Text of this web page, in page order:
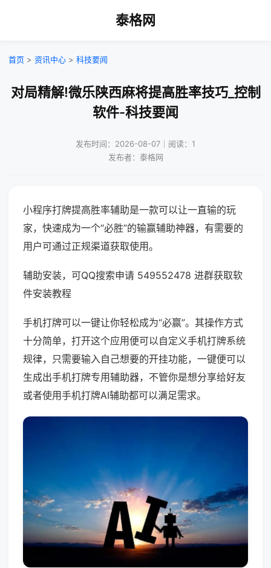
泰格网
首页 > 资讯中心 > 科技要闻
对局精解!微乐陕西麻将提高胜率技巧_控制
软件-科技要闻
发布时间：2026-08-07｜阅读：1
发布者：泰格网
小程序打牌提高胜率辅助是一款可以让一直输的玩
家，快速成为一个“必胜”的输赢辅助神器，有需要的
用户可通过正规渠道获取使用。
辅助安装，可QQ搜索申请 549552478 进群获取软
件安装教程
手机打牌可以一键让你轻松成为“必赢”。其操作方式
十分简单，打开这个应用便可以自定义手机打牌系统
规律，只需要输入自己想要的开挂功能，一键便可以
生成出手机打牌专用辅助器，不管你是想分享给好友
或者使用手机打牌AI辅助都可以满足需求。